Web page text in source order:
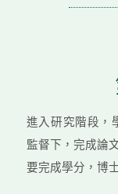
進入研究階段，
監督下，完成論
要完成學分，博